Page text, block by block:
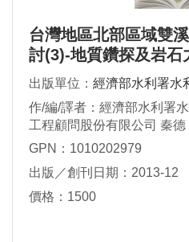
台灣地區北部區域雙
討(3)-地質鑽探及岩石
出版單位： 經濟部水利署水
作/編/譯者：經濟部水利署
工程顧問股份有限公司 秦德
GPN：1010202979
出版／創刊日期：2013-12
價格：1500